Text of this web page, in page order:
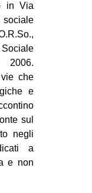
in Via
sociale
Sociale
2006.
che
e
sul
negli
a
e non